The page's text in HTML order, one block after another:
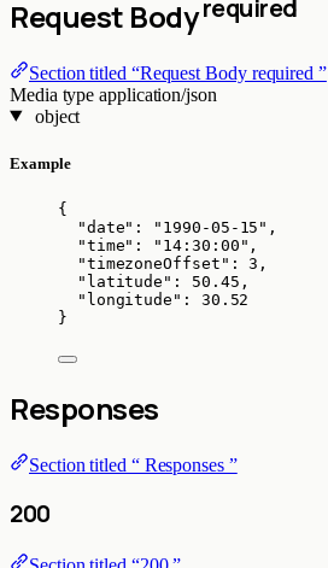
Request Bodyrequired
Section titled “Request Body required ”
Media type application/json
object
Example
{
"date" : " 1990-05-15 " ,
"time" : " 14:30:00 " ,
"timezoneOffset" : 3 ,
"latitude" : 50.45 ,
"longitude" : 30.52
}
Responses
Section titled “ Responses ”
200